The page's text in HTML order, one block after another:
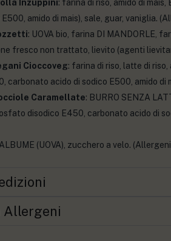
Inzuppini: farina di riso, amido di
E500, amido di mais), sale, guar, vaniglia.
: UOVA bio, farina DI MANDORLE,
fresco non trattato, lievito (agenti
Cioccoveg: farina di riso, latte di
carbonato acido di sodico E500, amido
Caramellate: BURRO SENZA
disodico E450, carbonato acido di
(UOVA), zucchero a velo.
Allergeni